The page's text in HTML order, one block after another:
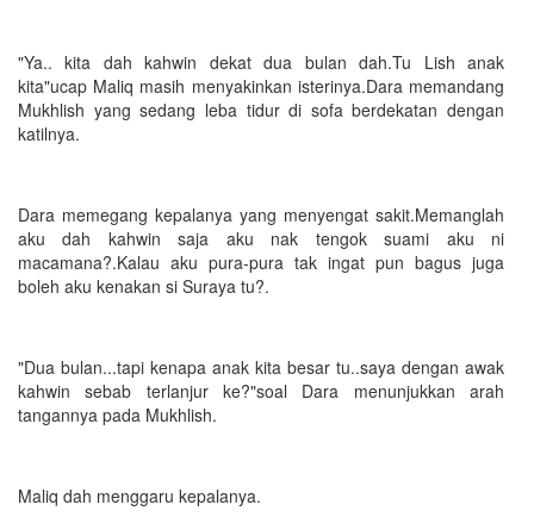
"Ya.. kita dah kahwin dekat dua bulan dah.Tu Lish anak
kita"ucap Maliq masih menyakinkan isterinya.Dara memandang
Mukhlish yang sedang leba tidur di sofa berdekatan dengan
katilnya.
Dara memegang kepalanya yang menyengat sakit.Memanglah
aku dah kahwin saja aku nak tengok suami aku ni
macamana?.Kalau aku pura-pura tak ingat pun bagus juga
boleh aku kenakan si Suraya tu?.
"Dua bulan...tapi kenapa anak kita besar tu..saya dengan awak
kahwin sebab terlanjur ke?"soal Dara menunjukkan arah
tangannya pada Mukhlish.
Maliq dah menggaru kepalanya.